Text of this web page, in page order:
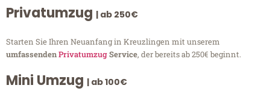
Privatumzug | ab 250€
Starten Sie Ihren Neuanfang in Kreuzlingen mit unserem
umfassendenPrivatumzugService, der bereits ab 250€ beginnt.
Mini Umzug | ab 100€